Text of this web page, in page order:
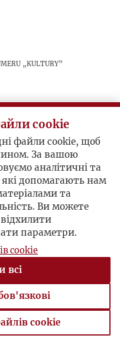
„Kultury”
cookie
файли cookie, щоб
За вашою
аналітичні та
допомагають нам
та
Ви можете
параметри.
cookie
всі
cookie